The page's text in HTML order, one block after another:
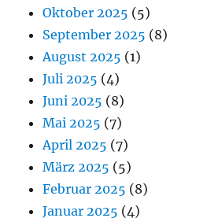
Oktober 2025 (5)
September 2025 (8)
August 2025 (1)
Juli 2025 (4)
Juni 2025 (8)
Mai 2025 (7)
April 2025 (7)
März 2025 (5)
Februar 2025 (8)
Januar 2025 (4)